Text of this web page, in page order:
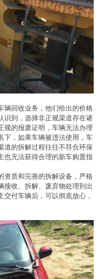
辆回收业务，他们给出的价格
识到，选择非正规渠道存在诸
规的报废证明，车辆无法办理
下，如果车辆被违法使用，车
道的拆解过程往往不符合环保
也无法获得合理的新车购置指
资质和完善的拆解设备，严格
接收、拆解、废弃物处理到出
付车辆后，可以彻底放心，